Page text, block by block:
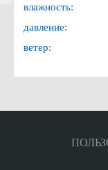
влажность:
давление:
ветер: